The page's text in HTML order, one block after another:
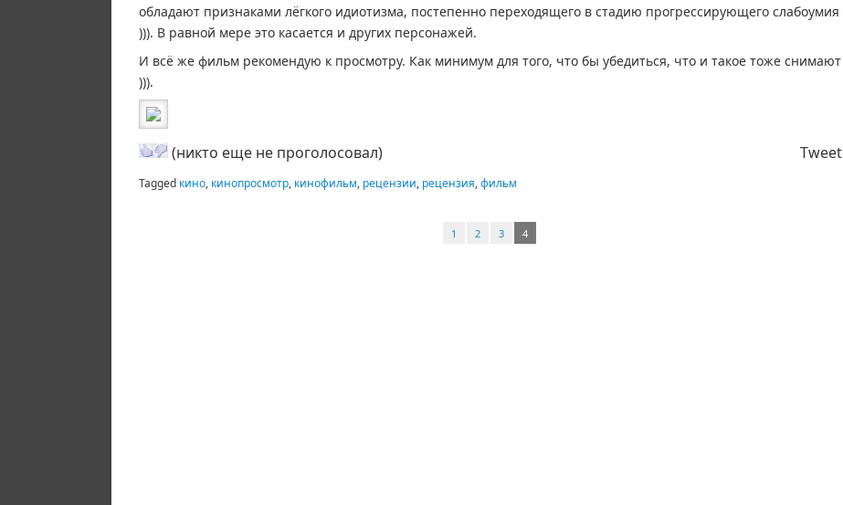
обладают признаками лёгкого идиотизма, постепенно переходящего в стадию прогрессирующего слабоумия
))). В равной мере это касается и других персонажей.
И всё же фильм рекомендую к просмотру. Как минимум для того, что бы убедиться, что и такое тоже снимают
))).
Tweet
(никто еще не проголосовал)
Tagged кино, кинопросмотр, кинофильм, рецензии, рецензия,фильм
1 2 3 4